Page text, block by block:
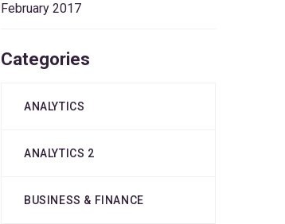
February 2017
Categories
ANALYTICS
ANALYTICS 2
BUSINESS & FINANCE